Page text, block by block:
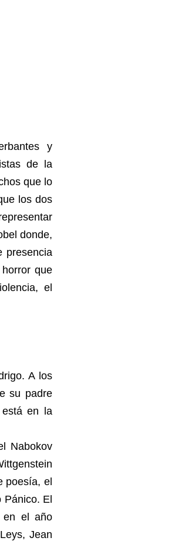
y
de la
que lo
los dos
donde,
presencia
que
el
A los
su padre
está en la
Nabokov
poesía, el
El
en el año
Jean